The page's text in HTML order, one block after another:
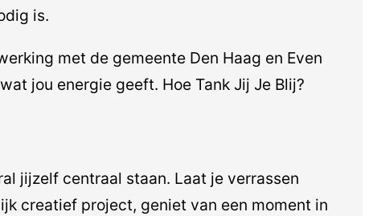
is.
met de gemeente Den Haag en Even
jou energie geeft. Hoe Tank Jij Je Blij?
jijzelf centraal staan. Laat je verrassen
creatief project, geniet van een moment in